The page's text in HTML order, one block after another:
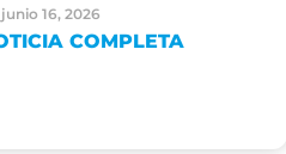
junio 16, 2026
COMPLETA